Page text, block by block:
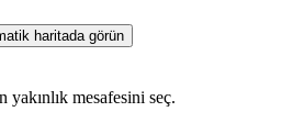
haritada görün
mesafesini seç.